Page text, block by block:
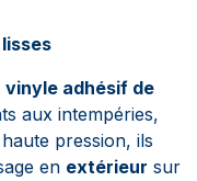
vinyle adhésif de
aux intempéries,
pression, ils
en extérieur sur